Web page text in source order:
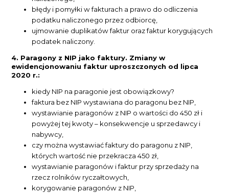
błędy i pomyłki w fakturach a prawo do odliczenia
podatku naliczonego przez odbiorcę,
ujmowanie duplikatów faktur oraz faktur korygujących
podatek naliczony.
4. Paragony z NIP jako faktury. Zmiany w
ewidencjonowaniu faktur uproszczonych od lipca
2020 r.:
kiedy NIP na paragonie jest obowiązkowy?
faktura bez NIP wystawiana do paragonu bez NIP,
wystawianie paragonów z NIP o wartości do 450 zł i
powyżej tej kwoty – konsekwencje u sprzedawcy i
nabywcy,
czy można wystawiać faktury do paragonu z NIP,
których wartość nie przekracza 450 zł,
wystawianie paragonów i faktur przy sprzedaży na
rzecz rolników ryczałtowych,
korygowanie paragonów z NIP,